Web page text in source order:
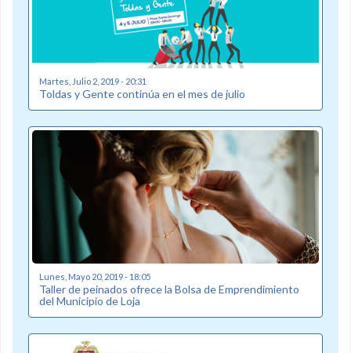
Martes, Julio 2, 2019 - 20:31
Toldas y Gente continúa en el mes de julio
Lunes, Mayo 20, 2019 - 18:05
Taller de peinados ofrece la Bolsa de Emprendimiento
del Municipio de Loja